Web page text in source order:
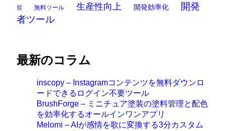
習 無料ツール 生産性向上 開発効率化
開発
者ツール
最新のコラム
inscopy – Instagramコンテンツを無料ダウンロ
ードできるログイン不要ツール
BrushForge – ミニチュア塗装の塗料管理と配色
を効率化するオールインワンアプリ
Melomi – AIが感情を歌に変換する3分カスタム